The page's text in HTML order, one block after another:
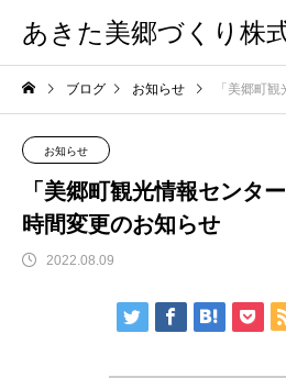
あきた美郷づくり株
ブログ お知らせ 「美郷町観光情
お知らせ
「美郷町観光情報センタ
時間変更のお知らせ
2022.08.09